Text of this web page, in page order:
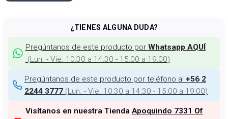
¿TIENES ALGUNA DUDA?
Pregúntanos de este producto por Whatsapp AQUÍ
(Lun. - Vie. 10:30 a 14:30 - 15:00 a 19:00)
Pregúntanos de este producto por teléfono al +56 2
2244 3777 (Lun. - Vie. 10:30 a 14:30 - 15:00 a 19:00)
Visítanos en nuestra Tienda Apoquindo 7331 Of